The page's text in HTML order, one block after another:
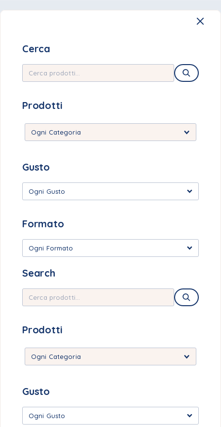
Cerca
Prodotti
Gusto
Ogni Gusto
Formato
Ogni Formato
Search
Prodotti
Gusto
Ogni Gusto